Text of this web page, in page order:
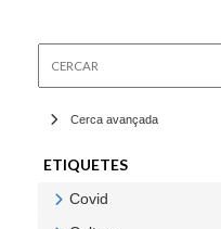
Cerca avançada
ETIQUETES
Covid